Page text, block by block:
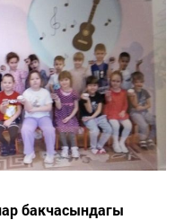
бакчасындагы